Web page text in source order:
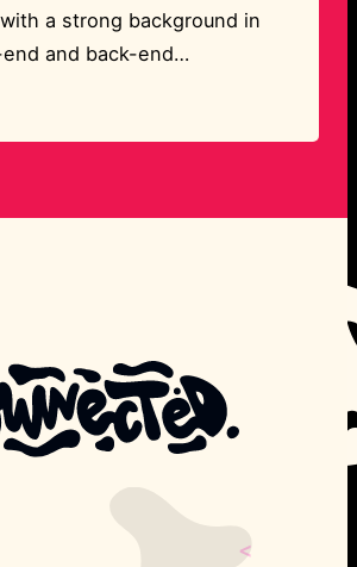
a strong background in
and back-end
He excels in building
solutions that align
<